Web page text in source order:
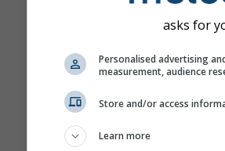
азота
asks for
Personalised advertising
measurement, audience
Store and/or access
Learn more